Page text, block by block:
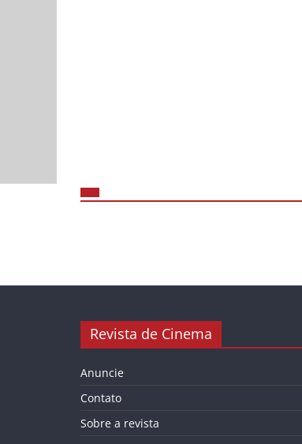
Revista de Cinema
Anuncie
Contato
Sobre a revista